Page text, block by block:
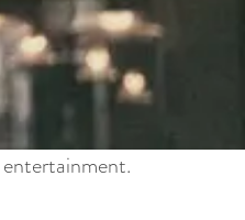
entertainment.